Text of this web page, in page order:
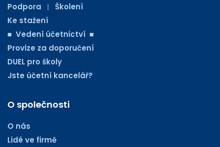
Podpora
| Školení
Ke stažení
■ Vedení účetnictví ■
Provize za doporučení
DUEL pro školy
Jste účetní kancelář?
O společnosti
O nás
Lidé ve firmě